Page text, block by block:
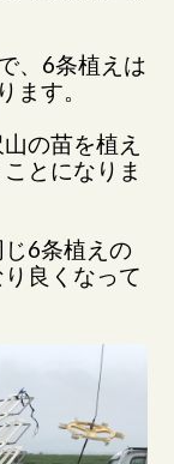
、6条植えは
ます。
の苗を植え
とになりま
6条植えの
良くなって